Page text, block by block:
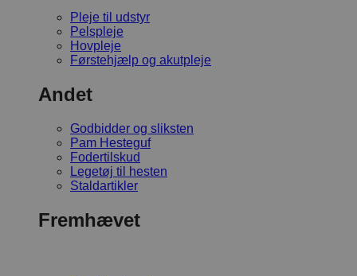
Pleje til udstyr
Pelspleje
Hovpleje
Førstehjælp og akutpleje
Andet
Godbidder og sliksten
Pam Hesteguf
Fodertilskud
Legetøj til hesten
Staldartikler
Fremhævet